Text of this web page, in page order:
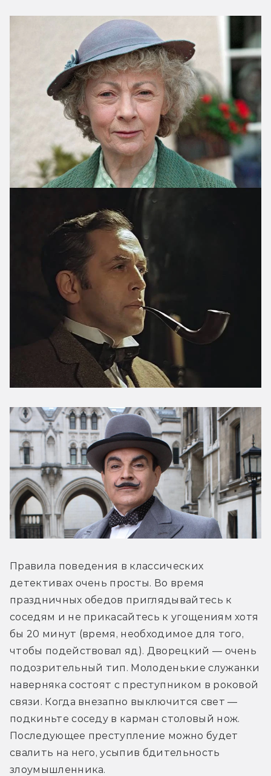
Правила поведения в классических
детективах очень просты. Во время
праздничных обедов приглядывайтесь к
соседям и не прикасайтесь к угощениям хотя
бы 20 минут (время, необходимое для того,
чтобы подействовал яд). Дворецкий — очень
подозрительный тип. Молоденькие служанки
наверняка состоят с преступником в роковой
связи. Когда внезапно выключится свет —
подкиньте соседу в карман столовый нож.
Последующее преступление можно будет
свалить на него, усыпив бдительность
злоумышленника.